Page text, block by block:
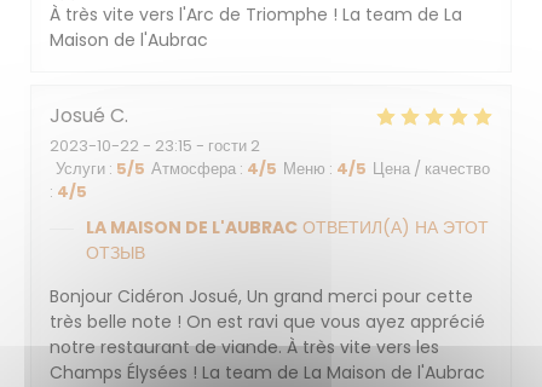
À très vite vers l'Arc de Triomphe ! La team de La
Maison de l'Aubrac
Josué C
2023-10-22 - 23:15 - гости 2
Услуги : 5/5 Атмосфера : 4/5 Меню : 4/5 Цена / качество
: 4/5
LA MAISON DE L'AUBRAC ОТВЕТИЛ(А) НА ЭТОТ
ОТЗЫВ
Bonjour Cidéron Josué, Un grand merci pour cette
très belle note ! On est ravi que vous ayez apprécié
notre restaurant de viande. À très vite vers les
Champs Élysées ! La team de La Maison de l'Aubrac